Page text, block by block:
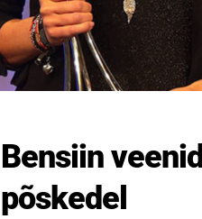
Bensiin
põskedel